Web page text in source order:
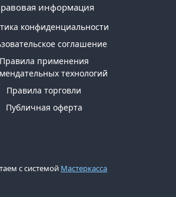
информация
конфиденциальности
соглашение
Правила применения
технологий
Правила торговли
Публичная оферта
с системой Мастеркасса